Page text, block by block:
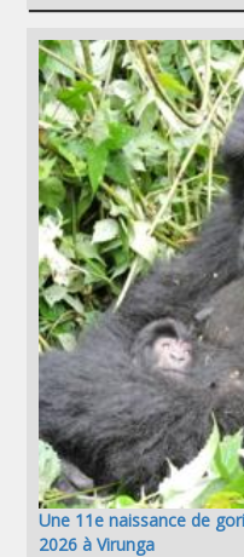
Une 11e naissance de
2026 à Virunga